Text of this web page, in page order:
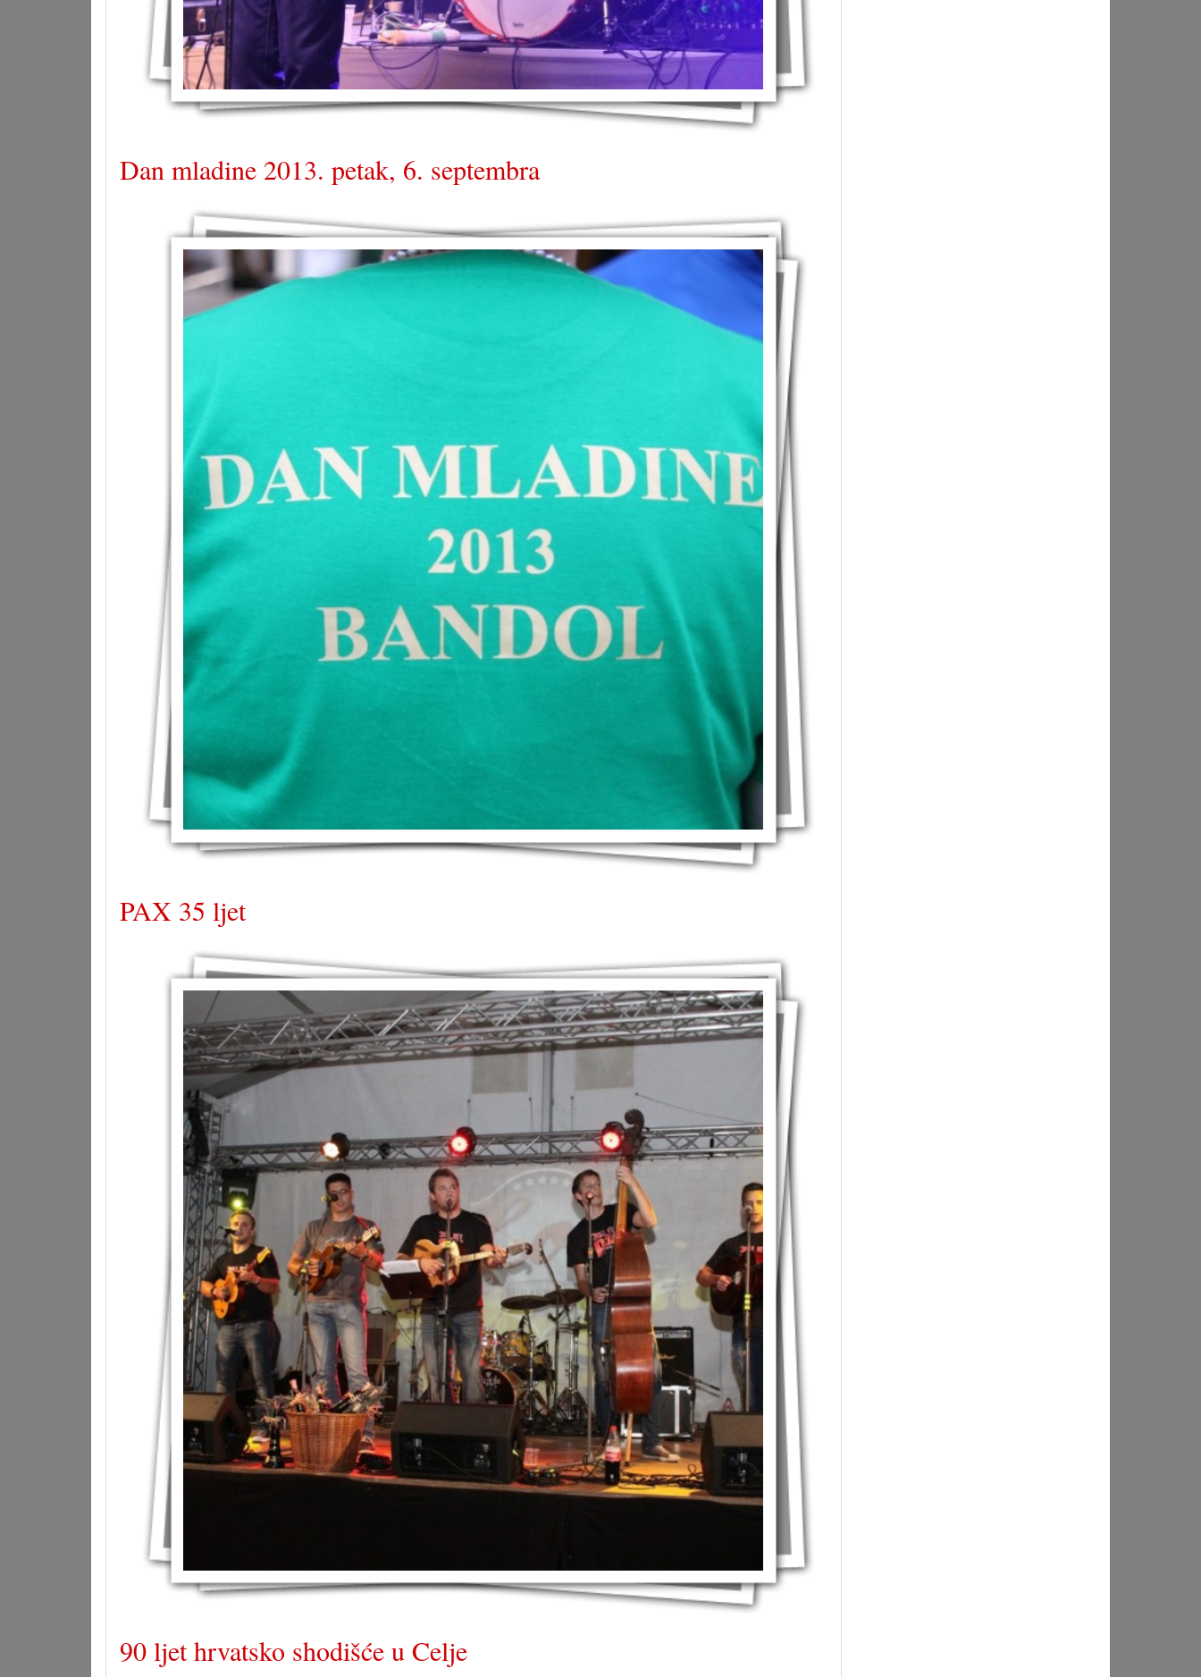
Dan mladine 2013. petak, 6. septembra
PAX 35 ljet
90 ljet hrvatsko shodišće u Celje